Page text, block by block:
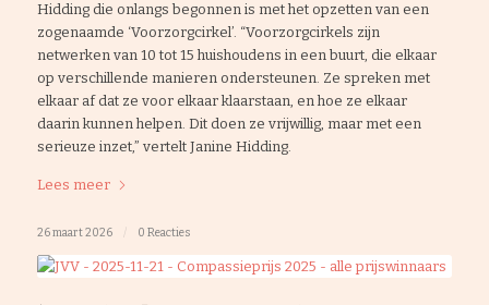
Hidding die onlangs begonnen is met het opzetten van een
zogenaamde ‘Voorzorgcirkel’. “Voorzorgcirkels zijn
netwerken van 10 tot 15 huishoudens in een buurt, die elkaar
op verschillende manieren ondersteunen. Ze spreken met
elkaar af dat ze voor elkaar klaarstaan, en hoe ze elkaar
daarin kunnen helpen. Dit doen ze vrijwillig, maar met een
serieuze inzet,” vertelt Janine Hidding.
Lees meer
26 maart 2026 0 Reacties